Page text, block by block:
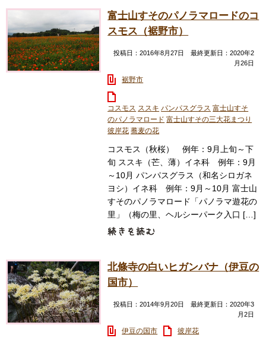
富士山すそのパノラマロードのコ
スモス（裾野市）
投稿日：2016年8月27日 最終更新日：2020年2
月26日
裾野市
コスモス ススキ パンパスグラス 富士山すそ
のパノラマロード 富士山すその三大花まつり
彼岸花 蕎麦の花
コスモス（秋桜） 例年：9月上旬～下
旬 ススキ（芒、薄）イネ科 例年：9月
～10月 パンパスグラス（和名シロガネ
ヨシ）イネ科 例年：9月～10月 富士山
すそのパノラマロード「パノラマ遊花の
里」（梅の里、ヘルシーパーク入口 […]
北條寺の白いヒガンバナ（伊豆の
国市）
投稿日：2014年9月20日 最終更新日：2020年3
月2日
伊豆の国市 彼岸花